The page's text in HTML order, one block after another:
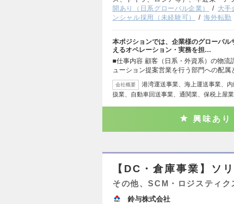
開あり（日系グローバル企業）
大手
ンシャル採用（未経験可）
海外転勤
本ポジションでは、企業様のグローバ
えるオペレーション・実務を担…
■仕事内容 顧客（日系・外資系）の物流
ューション提案営業を行う部門への配
会社概要
港湾運送事業、海上運送事業、
扱業、自動車回送事業、通関業、保税上屋
興味あり
【DC・倉庫事業】ソ
その他、SCM・ロジスティク
鈴与株式会社